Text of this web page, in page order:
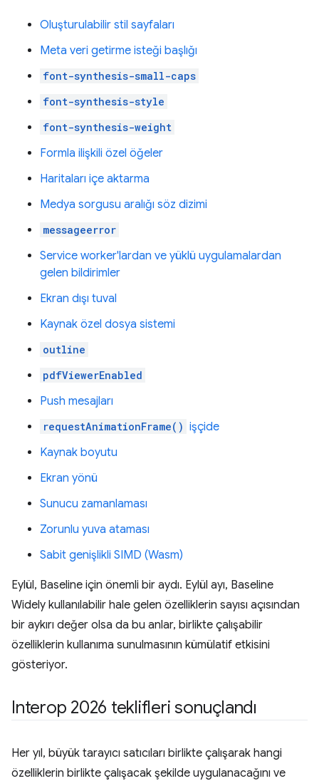
Oluşturulabilir stil sayfaları
Meta veri getirme isteği başlığı
font-synthesis-small-caps
font-synthesis-style
font-synthesis-weight
Formla ilişkili özel öğeler
Haritaları içe aktarma
Medya sorgusu aralığı söz dizimi
messageerror
Service worker'lardan ve yüklü uygulamalardan
gelen bildirimler
Ekran dışı tuval
Kaynak özel dosya sistemi
outline
pdfViewerEnabled
Push mesajları
requestAnimationFrame() işçide
Kaynak boyutu
Ekran yönü
Sunucu zamanlaması
Zorunlu yuva ataması
Sabit genişlikli SIMD (Wasm)
Eylül, Baseline için önemli bir aydı. Eylül ayı, Baseline
Widely kullanılabilir hale gelen özelliklerin sayısı açısından
bir aykırı değer olsa da bu anlar, birlikte çalışabilir
özelliklerin kullanıma sunulmasının kümülatif etkisini
gösteriyor.
Interop 2026 teklifleri sonuçlandı
Her yıl, büyük tarayıcı satıcıları birlikte çalışarak hangi
özelliklerin birlikte çalışacak şekilde uygulanacağını ve